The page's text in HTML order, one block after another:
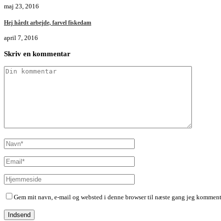
maj 23, 2016
Hej hårdt arbejde, farvel fiskedam
april 7, 2016
Skriv en kommentar
Gem mit navn, e-mail og websted i denne browser til næste gang jeg